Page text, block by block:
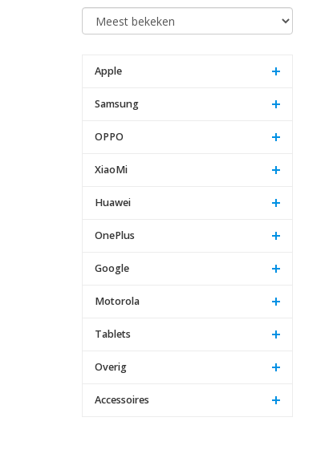
Apple
Samsung
OPPO
XiaoMi
Huawei
OnePlus
Google
Motorola
Tablets
Overig
Accessoires